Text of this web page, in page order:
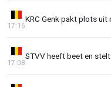
KRC Genk pakt plots
17:16
STVV heeft beet en
17:08